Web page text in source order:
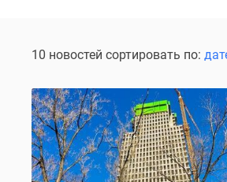
помещения
Продавцы
застройщики
Панорамы
новостроек
Видеообзор
новостроек
Экспертиза
10 новостей сортировать по: